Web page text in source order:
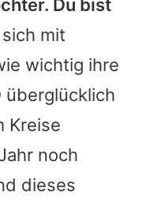
Du bist
mit
wichtig ihre
überglücklich
Kreise
noch
dieses